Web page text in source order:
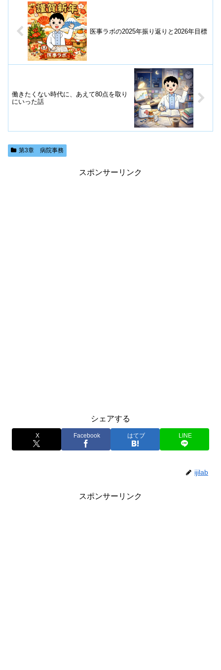
医事ラボの2025年振り返りと2026年目標
働きたくない時代に、あえて80点を取り
にいった話
第3章 病院事務
スポンサーリンク
シェアする
X Facebook はてブ LINE
ijilab
スポンサーリンク